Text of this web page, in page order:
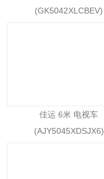
(GK5042XLCBEV)
佳运 6米 电视车
(AJY5045XDSJX6)